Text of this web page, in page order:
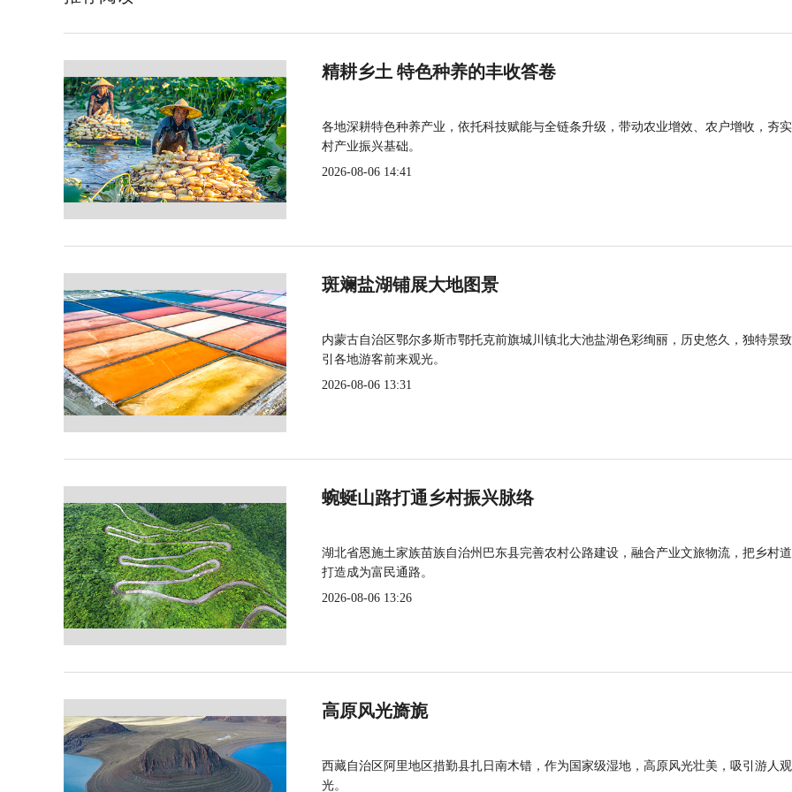
精耕乡土 特色种养的丰收答卷
各地深耕特色种养产业，依托科技赋能与全链条升级，带动农业增效、农户增收，夯
村产业振兴基础。
2026-08-06 14:41
斑斓盐湖铺展大地图景
内蒙古自治区鄂尔多斯市鄂托克前旗城川镇北大池盐湖色彩绚丽，历史悠久，独特景
引各地游客前来观光。
2026-08-06 13:31
蜿蜒山路打通乡村振兴脉络
湖北省恩施土家族苗族自治州巴东县完善农村公路建设，融合产业文旅物流，把乡村
打造成为富民通路。
2026-08-06 13:26
高原风光旖旎
西藏自治区阿里地区措勤县扎日南木错，作为国家级湿地，高原风光壮美，吸引游人观
光。